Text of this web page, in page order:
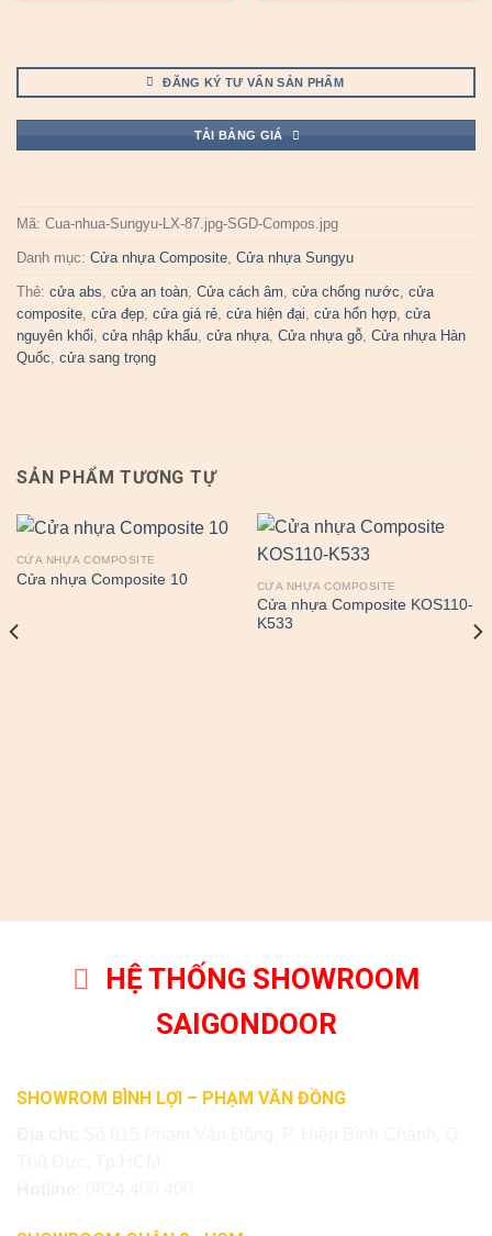
ĐĂNG KÝ TƯ VẤN SẢN PHẨM
TẢI BẢNG GIÁ
Mã: Cua-nhua-Sungyu-LX-87.jpg-SGD-Compos.jpg
Danh mục: Cửa nhựa Composite, Cửa nhựa Sungyu
Thẻ: cửa abs, cửa an toàn, Cửa cách âm, cửa chống nước, cửa
composite, cửa đẹp, cửa giá rẻ, cửa hiện đại, cửa hổn hợp, cửa
nguyên khối, cửa nhập khẩu, cửa nhựa, Cửa nhựa gỗ, Cửa nhựa Hàn
Quốc, cửa sang trọng
SẢN PHẨM TƯƠNG TỰ
CỬA NHỰA COMPOSITE
Cửa nhựa Composite 10 CỬA NHỰA COMPOSITE
Cửa nhựa Composite KOS110-
K533
HỆ THỐNG SHOWROOM
SAIGONDOOR
SHOWROM BÌNH LỢI – PHẠM VĂN ĐỒNG